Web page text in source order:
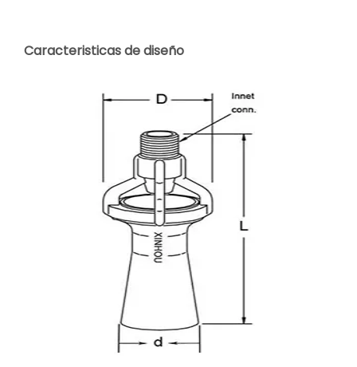
Caracteristicas de diseño